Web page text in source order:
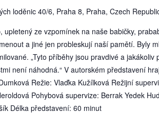
loděnic 40/6, Praha 8, Praha, Czech
upletený ze vzpomínek na naše babičky,
a jiné jen probleskují naší pamětí. Byly
„Tyto příběhy jsou pravdivé a jakákoliv
není náhodná.“ V autorském představení
Režie: Vlaďka Kužílková Režijní
Pohybová supervize: Berrak Yedek
Délka představení: 60 minut